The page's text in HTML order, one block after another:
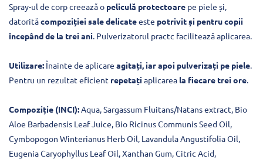
Spray-ul de corp creează o peliculă protectoare pe piele și,
datorităcompoziției sale delicateeste potrivit și pentru copii
începând de la trei ani . Pulverizatorul practc facilitează aplicarea.
Utilizare:Înainte de aplicare agitați, iar apoi pulverizați pe piele
Pentru un rezultat eficient repetațiaplicarea la fiecare trei ore
Compoziție (INCI): Aqua, Sargassum Fluitans/Natans extract, Bio
Aloe Barbadensis Leaf Juice, Bio Ricinus Communis Seed Oil,
Cymbopogon Winterianus Herb Oil, Lavandula Angustifolia Oil,
Eugenia Caryophyllus Leaf Oil, Xanthan Gum, Citric Acid,